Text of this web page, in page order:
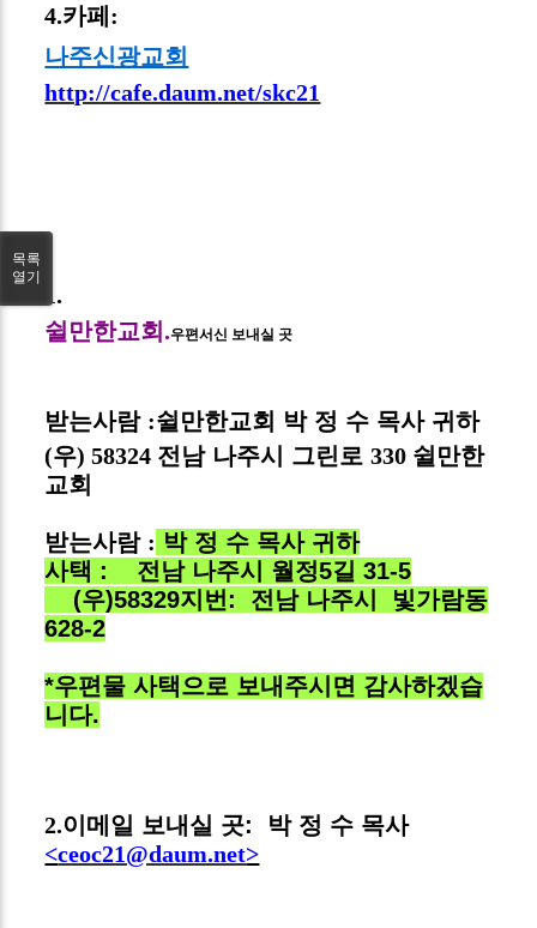
4.카페:
나주신광교회
http://cafe.daum.net/skc21
1.
쉴만한교회 .우편서신 보내실 곳
받는사람 :쉴만한교회 박 정 수 목사 귀하
(우) 58324 전남 나주시 그린로330 쉴만한
교회
받는사람 : 박 정 수 목사 귀하
사택 : 전남 나주시 월정5길 31-5
(우)58329지번: 전남 나주시
빛가람동
628-2
*우편물 사택으로 보내주시면 감사하겠습
니다.
2.이메일 보내실 곳: 박 정 수 목사
<ceoc21@daum.net>
목록
열기